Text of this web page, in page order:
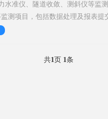
水准仪、隧道收敛、测斜仪等监
监测项目，包括数据处理及报
共1页 1条